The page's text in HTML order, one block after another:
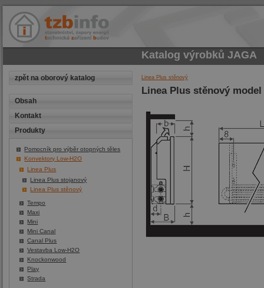
Linea Plus stěnový
Linea Plus stěnový model
zpět na oborový katalog
Obsah
Kontakt
Produkty
Pomocník pro výběr otopných těles
Konvektory Low-H2O
Linea Plus
Linea Plus stojanový
Linea Plus stěnový
Tempo
Maxi
Mini
Mini Canal
Canal Plus
Vestavba Low-H2O
Knockonwood
Play
Strada
Katalog výrobků JAGA